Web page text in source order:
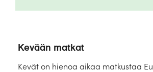
Kevään matkat
Kevät on hienoa aikaa matkustaa